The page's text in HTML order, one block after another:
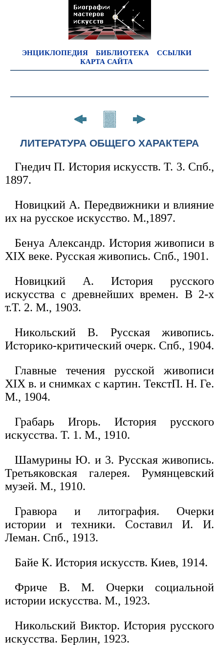
ЭНЦИКЛОПЕДИЯ БИБЛИОТЕКА
ССЫЛКИ
КАРТА САЙТА
ЛИТЕРАТУРА ОБЩЕГО ХАРАКТЕРА
Гнедич П. История искусств. Т. 3. Спб.,
1897.
Новицкий А. Передвижники и влияние
их на русское искусство. М.,1897.
Бенуа Александр. История живописи в
XIX веке. Русская живопись. Спб., 1901.
Новицкий А. История русского
искусства с древнейших времен. В 2-х
т.Т. 2. М., 1903.
Никольский В. Русская живопись.
Историко-критический очерк. Спб., 1904.
Главные течения русской живописи
XIX в. и снимках с картин. ТекстП. Н. Ге.
М., 1904.
Грабарь Игорь. История русского
искусства. Т. 1. М., 1910.
Шамурины Ю. и 3. Русская живопись.
Третьяковская галерея. Румянцевский
музей. М., 1910.
Гравюра и литография. Очерки
истории и техники. Составил И. И.
Леман. Спб., 1913.
Байе К. История искусств. Киев, 1914.
Фриче В. М. Очерки социальной
истории искусства. М., 1923.
Никольский Виктор. История русского
искусства. Берлин, 1923.